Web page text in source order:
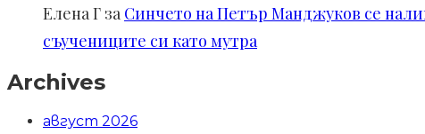
Елена Г за Синчето на Петър Манджуков се
съучениците си като мутра
Archives
август 2026